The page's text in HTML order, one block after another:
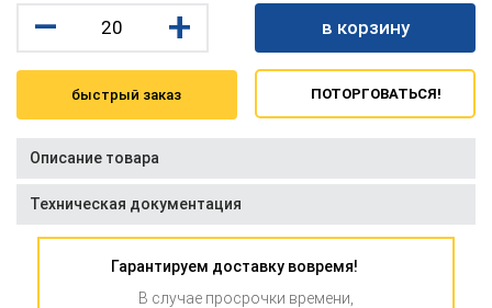
– + в корзину
быстрый заказ ПОТОРГОВАТЬСЯ!
Описание товара
Техническая документация
Гарантируем доставку вовремя!
В случае просрочки времени,